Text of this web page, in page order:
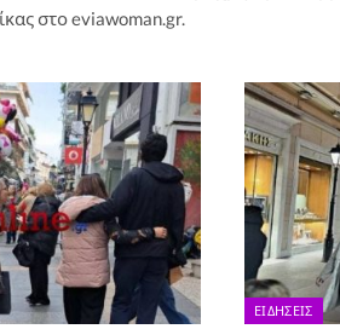
στο eviawoman.gr.
ΕΙΔΉΣΕΙΣ